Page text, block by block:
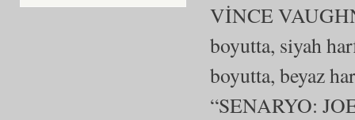
VİNCE
boyutta, siyah
boyutta, beyaz
“SENARYO: